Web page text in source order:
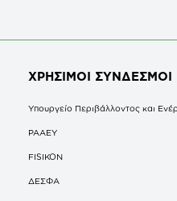
ΧΡΗΣΙΜΟΙ ΣΥΝΔΕΣΜΟΙ
Υπουργείο Περιβάλλοντος και
ΡΑΑΕΥ
FISIKON
ΔΕΣΦΑ